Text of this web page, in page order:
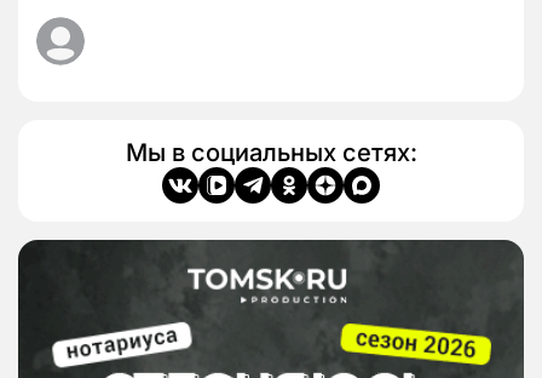
Мы в социальных сетях: